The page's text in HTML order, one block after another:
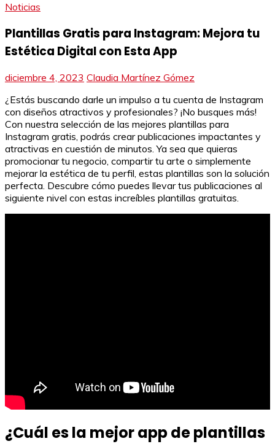
Noticias
Plantillas Gratis para Instagram: Mejora tu
Estética Digital con Esta App
diciembre 4, 2023 Claudia Martínez Gómez
¿Estás buscando darle un impulso a tu cuenta de Instagram
con diseños atractivos y profesionales? ¡No busques más!
Con nuestra selección de las mejores plantillas para
Instagram gratis, podrás crear publicaciones impactantes y
atractivas en cuestión de minutos. Ya sea que quieras
promocionar tu negocio, compartir tu arte o simplemente
mejorar la estética de tu perfil, estas plantillas son la solución
perfecta. Descubre cómo puedes llevar tus publicaciones al
siguiente nivel con estas increíbles plantillas gratuitas.
¿Cuál es la mejor app de plantillas